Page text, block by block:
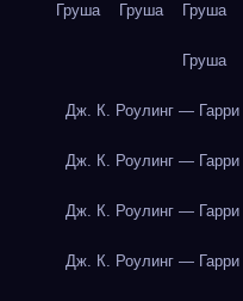
Груша Груша Груша
Груша
Дж. К. Роулинг — Гарри
Дж. К. Роулинг — Гарри
Дж. К. Роулинг — Гарри
Дж. К. Роулинг — Гарри